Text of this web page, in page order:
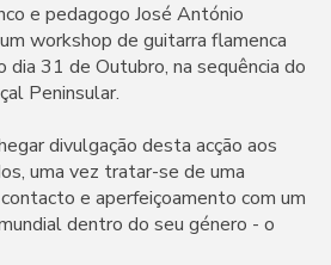
e pedagogo José António
workshop de guitarra flamenca
dia 31 de Outubro, na sequência do
Peninsular.
divulgação desta acção aos
uma vez tratar-se de uma
e aperfeiçoamento com um
dentro do seu género - o